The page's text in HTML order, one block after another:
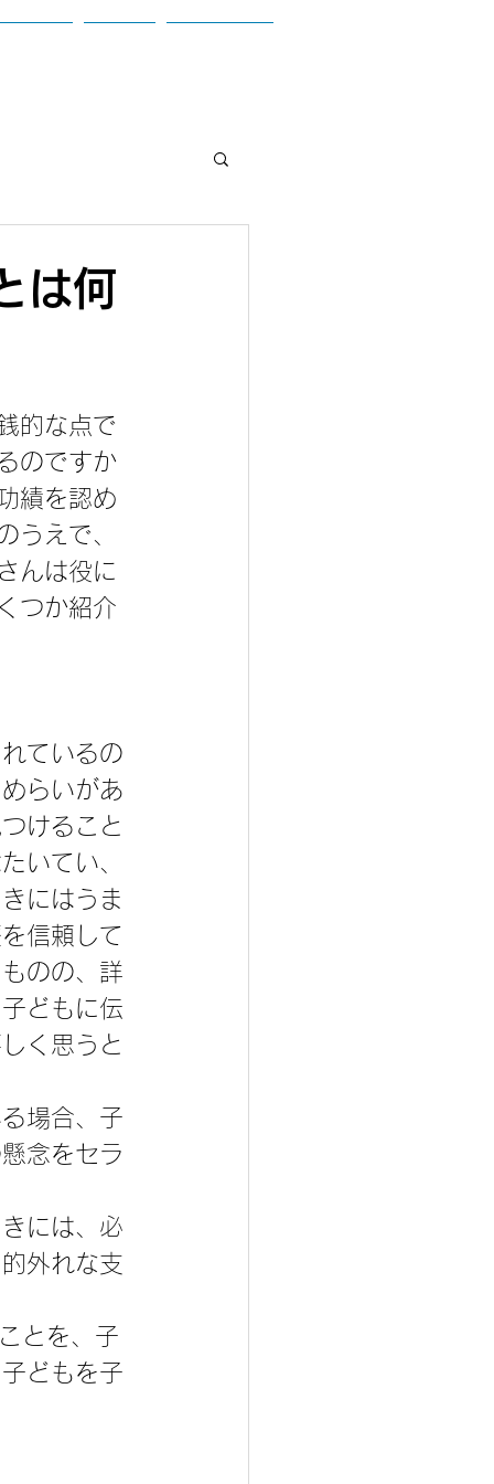
は何
的な点で
のですか
績を認め
うえで、
んは役に
つか紹介
ているの
らいがあ
けること
いてい、
にはうま
信頼して
のの、詳
どもに伝
く思うと
場合、子
念をセラ
には、必
外れな支
とを、子
どもを子